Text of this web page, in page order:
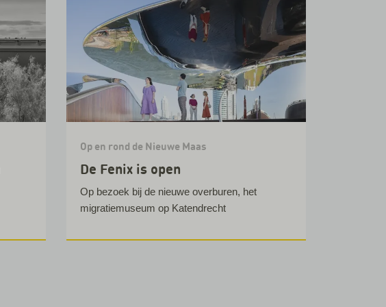
Op en rond de Nieuwe Maas
De Fenix is open
Op bezoek bij de nieuwe overburen, het
migratiemuseum op Katendrecht